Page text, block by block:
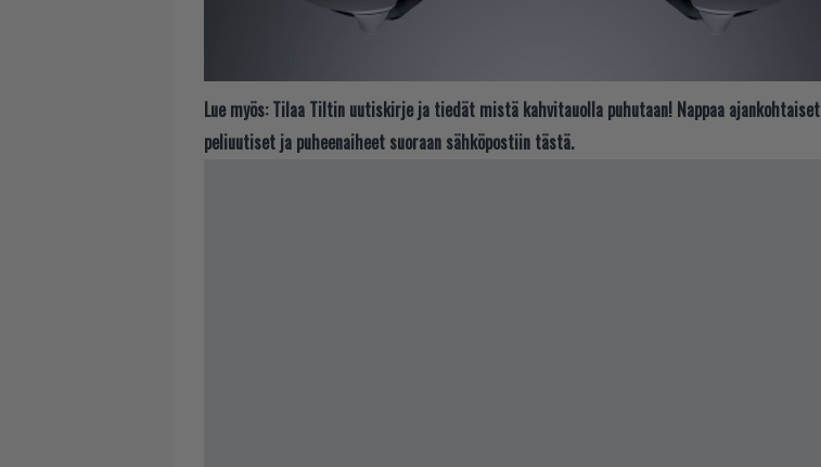
Lue myös: Tilaa Tiltin uutiskirje ja tiedät mistä kahvitauolla puhutaan! Nappaa ajankohtaiset
peliuutiset ja puheenaiheet suoraan sähköpostiin tästä.